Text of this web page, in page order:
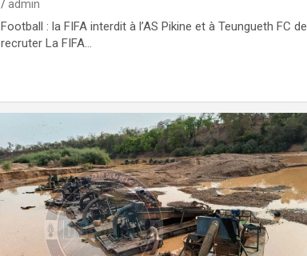
admin
Football : la FIFA interdit à l’AS Pikine et à Teungueth FC de
recruter La FIFA…